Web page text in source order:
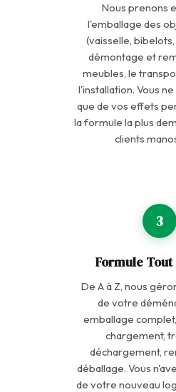
Nous prenons
l'emballage des
(vaisselle,
démontage et
meubles, le
l'installation. Vous
que de vos effets
la formule la plus
clients
3
Formule
De A à Z, nous
de votre
emballage
chargement,
déchargement,
déballage. Vous
de votre nouveau